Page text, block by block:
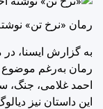
رمان «نرخ تن»
به گزارش ایسنا،
رمان به‌رغم موضوع
احمد غلامی، جنگ،
این داستان نیز